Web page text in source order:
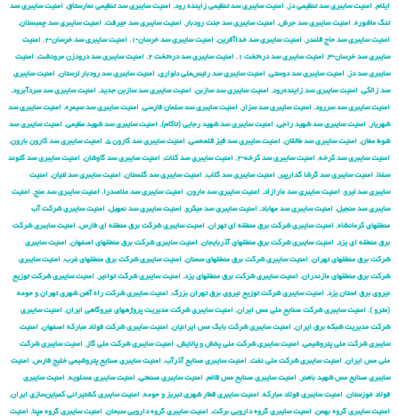
ایلام, امنیت سایبری سد تنظیمی دز , امنیت سایبری سد تنظیمی زاینده رود, امنیت سایبری سد تنظیمی نمارستاق, امنیت سایبری سد
تنگ ماشوره, امنیت سایبری سد جرش, امنیت سایبری سد جنت رودبار , امنیت سایبری سد جیرفت, امنیت سایبری سد چمبستان,
امنیت سایبری سد حاج قلندر , امنیت سایبری سد خداآفرین, امنیت سایبری سد خرسان-۱ , امنیت سایبری سد خرسان-۲ , امنیت
سایبری سد خرسان-۳ , امنیت سایبری سد دره‌تخت ۱ , امنیت سایبری سد دره‌تخت ۲ , امنیت سایبری سد درودزن مرودشت, امنیت
سایبری سد دز , امنیت سایبری سد دوستی, امنیت سایبری سد رئیس‌علی دلواری, امنیت سایبری سد رودبار لرستان, امنیت سایبری
سد زالکی, امنیت سایبری سد زاینده‌رود, امنیت سایبری سد سازبن, امنیت سایبری سد سازبن جدید, امنیت سایبری سد سردآبرود,
امنیت سایبری سد سررود, امنیت سایبری سد سزار , امنیت سایبری سد سلمان فارسی, امنیت سایبری سد سیمره, امنیت سایبری سد
شهریار , امنیت سایبری سد شهید راجی, امنیت سایبری سد شهید رجایی (تاکام), امنیت سایبری سد شهید عظیمی, امنیت سایبری سد
شوط مغان, امنیت سایبری سد طالقان, امنیت سایبری سد قیز قلعه‌سی, امنیت سایبری سد کارون ۵ , امنیت سایبری سد کارون بارون,
امنیت سایبری سد کرخه, امنیت سایبری سد کرخه-۲ , امنیت سایبری سد کلات, امنیت سایبری سد گاوشان, امنیت سایبری سد گتوند
سفلا, امنیت سایبری سد گرشا گدارپیر , امنیت سایبری سد گلاب, امنیت سایبری سد گلستان, امنیت سایبری سد لتیان, امنیت
سایبری سد لیرو, امنیت سایبری سد مارازاد, امنیت سایبری سد مارون, امنیت سایبری سد ملاصدرا, امنیت سایبری سد منج, امنیت
سایبری سد منجیل, امنیت سایبری سد مهاباد, امنیت سایبری سد میکرو, امنیت سایبری سد نمهیل, امنیت سایبری شركت آب
منطقهای كرمانشاه, امنیت سایبری شركت برق منطقه ای تهران, امنیت سایبری شركت برق منطقه ای فارس, امنیت سایبری شركت
برق منطقه ای یزد, امنیت سایبری شركت برق منطقهای آذربایجان, امنیت سایبری شركت برق منطقهای اصفهان, امنیت سایبری
شركت برق منطقهای تهران, امنیت سایبری شركت برق منطقهای سمنان, امنیت سایبری شركت برق منطقهای غرب, امنیت سایبری
شركت برق منطقهای مازندران, امنیت سایبری شركت برق منطقهای یزد, امنیت سایبری شركت توانیر , امنیت سایبری شركت توزیع
نیروی برق استان یزد, امنیت سایبری شركت توزیع نیروی برق تهران بزرگ, امنیت سایبری شركت راه آهن شهری تهران و حومه
(مترو ), امنیت سایبری شركت صنایع ملی مس ایران, امنیت سایبری شركت مدیریت پروژههای نیروگاهی ایران, امنیت سایبری
شركت مدیریت شبكه برق ایران, امنیت سایبری شرکت بابک مس ایرانیان, امنیت سایبری شرکت فولاد مبارکه اصفهان, امنیت
سایبری شرکت ملی پتروشیمی, امنیت سایبری شرکت ملی پخش و پالایش, امنیت سایبری شرکت ملی گاز , امنیت سایبری شرکت
ملی مس ایران, امنیت سایبری شرکت ملی نفت, امنیت سایبری صنایع آذرآب, امنیت سایبری صنایع پتروشیمی خلیج فارس, امنیت
سایبری صنایع مس شهید باهنر , امنیت سایبری صنایع مس قائم, امنیت سایبری صنعتی, امنیت سایبری عسلویه, امنیت سایبری
فولاد خوزستان, امنیت سایبری فولاد مبارکه, امنیت سایبری قطار شهری تبریز و حومه, امنیت سایبری کشتیرانی کمباین‌سازی ایران,
امنیت سایبری گروه بهمن, امنیت سایبری گروه دارویی برکت, امنیت سایبری گروه دارویی سبحان, امنیت سایبری گروه مپنا, امنیت